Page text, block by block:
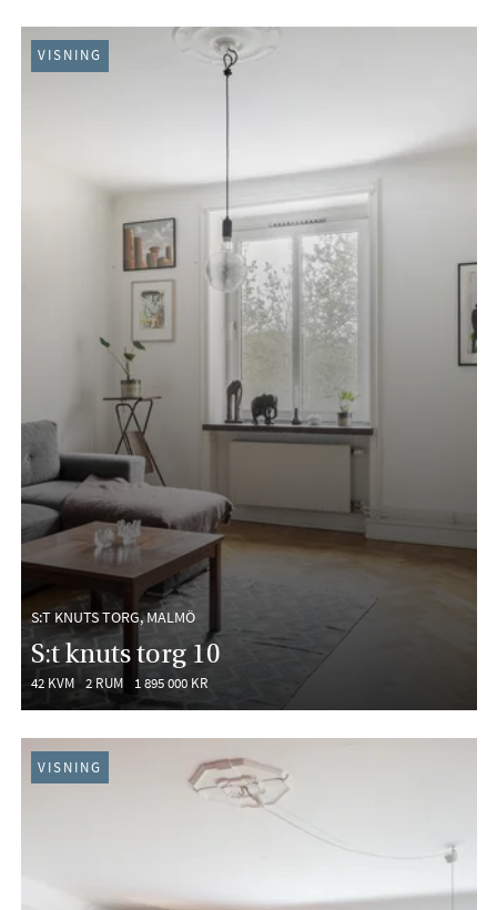
S:T KNUTS TORG, MALMÖ
S:t knuts torg 10
42 KVM 2 RUM 1 895 000 KR
VISNING
VISNING